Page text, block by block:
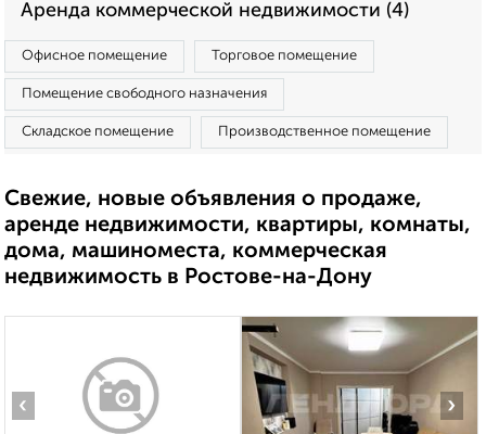
Аренда коммерческой недвижимости (4)
Офисное помещение Торговое помещение
Помещение свободного назначения
Складское помещение Производственное помещение
Свежие, новые объявления о продаже,
аренде недвижимости, квартиры, комнаты,
дома, машиноместа, коммерческая
недвижимость в Ростове-на-Дону
‹ ›